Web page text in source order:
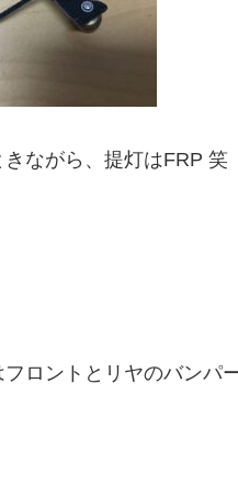
ながら、提灯はFRP 笑
ロントとリヤのバンパ